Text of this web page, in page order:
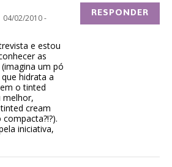
04/02/2010 -
e estou
as
um pó
hidrata a
o tinted
melhor,
cream
iniciativa,
RESPONDER